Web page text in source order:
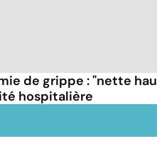
de grippe : "nette
hospitalière